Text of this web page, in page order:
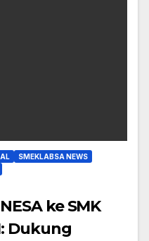
SMEKLABSA NEWS
ke SMK
Dukung